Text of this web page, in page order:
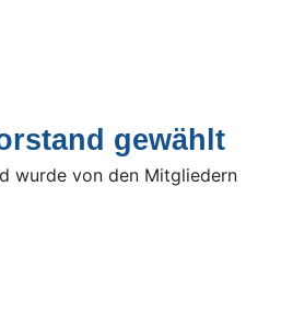
gewählt
wurde von den Mitgliedern